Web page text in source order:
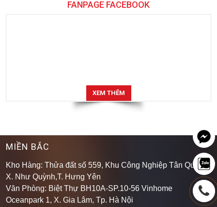
FANPAGE FACEBOOK
XEM THÊM
MIỀN BẮC
Kho Hàng: Thửa đất số 559, Khu Công Nghiệp Tân Quang,
X. Như Quỳnh,T. Hưng Yên
Văn Phòng: Biệt Thự BH10A-SP.10-56 Vinhome
Oceanpark 1, X. Gia Lâm, Tp. Hà Nội